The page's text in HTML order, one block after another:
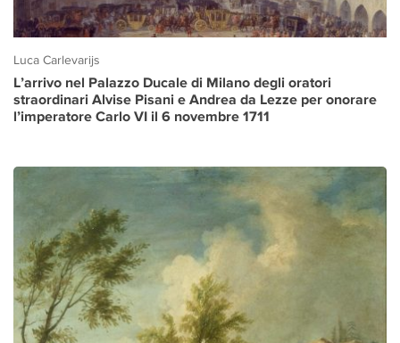
Luca Carlevarijs
L’arrivo nel Palazzo Ducale di Milano degli oratori
straordinari Alvise Pisani e Andrea da Lezze per onorare
l’imperatore Carlo VI il 6 novembre 1711